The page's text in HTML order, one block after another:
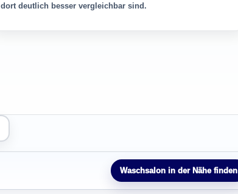
dort deutlich besser vergleichbar sind.
Waschsalon in der Nähe finden